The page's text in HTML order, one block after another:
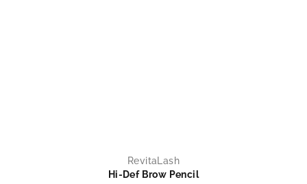
RevitaLash
Hi-Def Brow Pencil